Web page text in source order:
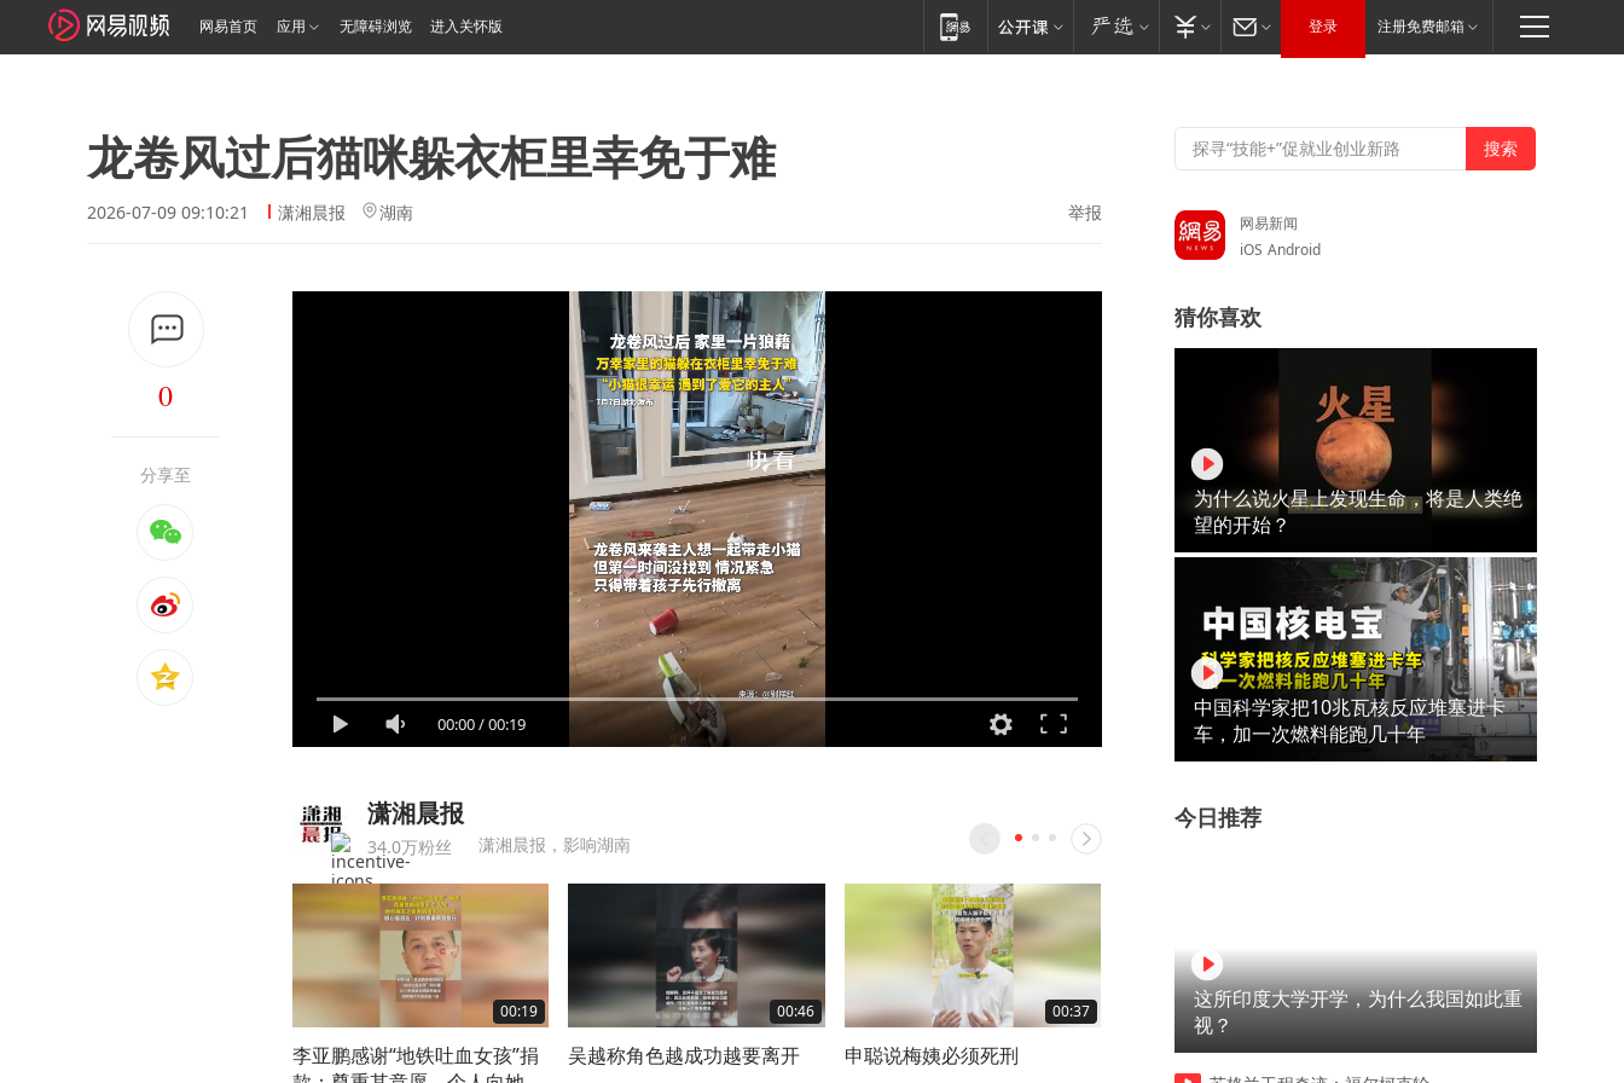
网易首页 应用 无障碍浏览 进入关怀版 登录 注册免费邮箱
龙卷风过后猫咪躲衣柜里幸免于难
2026-07-09 09:10:21 潇湘晨报 湖南 举报
0
分享至
00:00/00:19
潇湘晨报
34.0万粉丝 潇湘晨报，影响湖南
00:19
李亚鹏感谢“地铁吐血女孩”捐
00:46
吴越称角色越成功越要离开
00:37
申聪说梅姨必须死刑
00:20
山西大同浑源古城一门楼倒
“阴间座椅”“儿童进口店” 南昌
网易新闻
iOS Android
猜你喜欢
为什么说火星上发现生命，将是人类绝
望的开始？
中国科学家把10兆瓦核反应堆塞进卡
车，加一次燃料能跑几十年
今日推荐
这所印度大学开学，为什么我国如此重
视？